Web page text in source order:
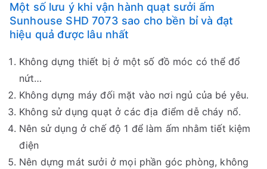
Một số lưu ý khi vận hành quạt sưởi ấm
Sunhouse SHD 7073 sao cho bền bỉ và đạt
hiệu quả được lâu nhất
Không dựng thiết bị ở một số đồ móc có thể đổ
nứt…
Không dựng máy đối mặt vào nơi ngủ của bé yêu.
Không sử dụng quạt ở các địa điểm dễ cháy nổ.
Nên sử dụng ở chế độ 1 để làm ấm nhằm tiết kiệm
điện
Nên dựng mát sưởi ở mọi phần góc phòng, không